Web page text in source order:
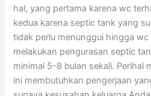
hal, yang pertama karena wc
kedua karena septic tank yang
tidak perlu menunggui hingga
melakukan pengurasan septic
minimal 5-8 bulan sekali. Perihal
ini membutuhkan pengerjaan